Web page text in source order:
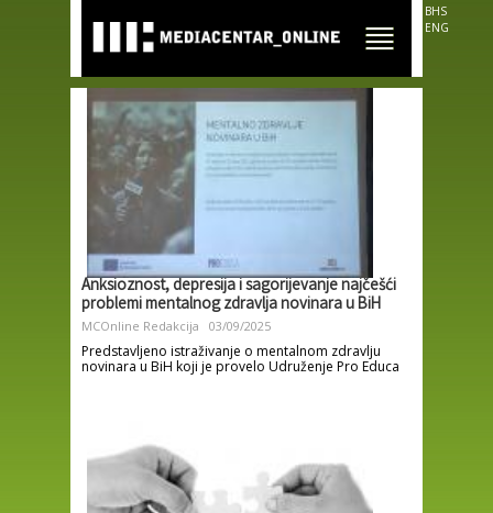
main
content
BHS
ENG
Anksioznost, depresija i sagorijevanje najčešći
problemi mentalnog zdravlja novinara u BiH
MCOnline Redakcija 03/09/2025
Predstavljeno istraživanje o mentalnom zdravlju
novinara u BiH koji je provelo Udruženje Pro Educa